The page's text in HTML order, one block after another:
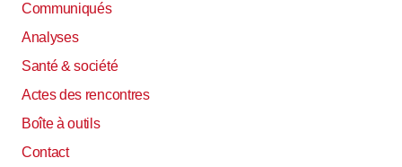
Communiqués
Analyses
Santé & société
Actes des rencontres
Boîte à outils
Contact